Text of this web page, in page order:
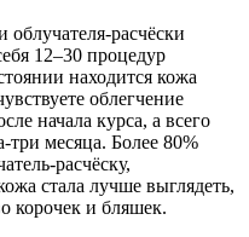
облучателя-расчёски
12–30 процедур
находится кожа
облегчение
начала курса, а всего
три месяца. Более 80%
расчёску,
стала лучше выглядеть,
корочек и бляшек.